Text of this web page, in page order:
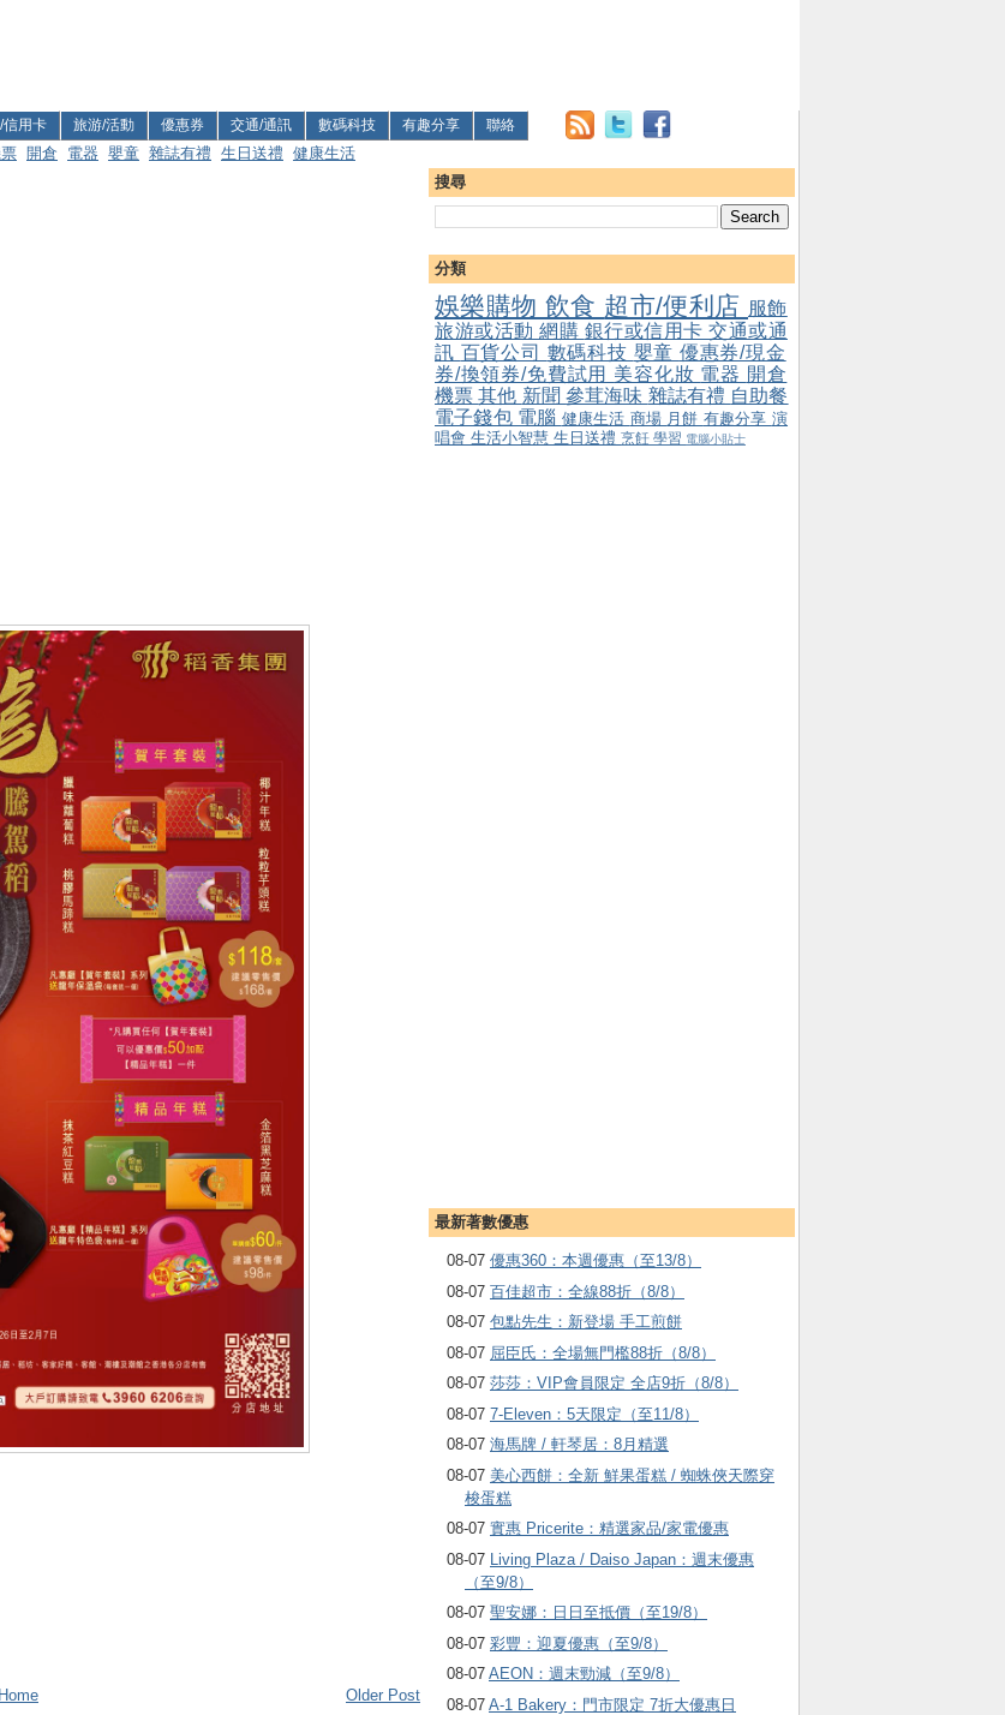
信用卡 旅游/活動 優惠券 交通/通訊 數碼科技 有趣分享 聯絡
開倉 電器 嬰童 雜誌有禮 生日送禮 健康生活
搜尋
分類
娛樂購物 飲食 超市/便利店 服飾
旅游或活動 網購 銀行或信用卡 交通或通
訊 百貨公司 數碼科技 嬰童 優惠券/現金
券/換領券/免費試用 美容化妝 電器 開倉
機票其他 新聞參茸海味 雜誌有禮 自助餐
電子錢包 電腦 健康生活 商場 月餅 有趣分享 演
唱會 生活小智慧 生日送禮 烹飪 學習 電腦小貼士
最新著數優惠
08-07 優惠360：本週優惠（至13/8）
08-07 百佳超市：全線88折（8/8）
08-07 包點先生：新登場 手工煎餅
08-07 屈臣氏：全場無門檻88折（8/8）
08-07 莎莎：VIP會員限定 全店9折（8/8）
08-07 7-Eleven：5天限定（至11/8）
08-07 海馬牌 / 軒琴居：8月精選
08-07 美心西餅：全新 鮮果蛋糕 / 蜘蛛俠天際穿
梭蛋糕
08-07 實惠 Pricerite：精選家品/家電優惠
08-07
Living Plaza / Daiso Japan：週末優惠
（至9/8）
08-07 聖安娜：日日至抵價（至19/8）
08-07 彩豐：迎夏優惠（至9/8）
08-07 AEON：週末勁減（至9/8）
08-07 A-1 Bakery：門市限定 7折大優惠日
Older Post
Home